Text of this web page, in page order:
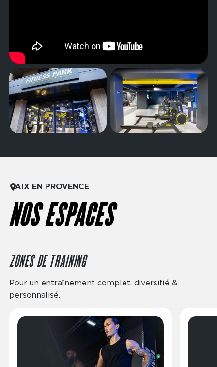
AIX EN PROVENCE
NOS ESPACES
ZONES DE TRAINING
Pour un entraînement complet, diversifié &
personnalisé.
Image Image